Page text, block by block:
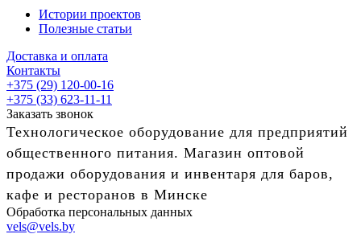
Истории проектов
Полезные статьи
Доставка и оплата
Контакты
+375 (29) 120-00-16
+375 (33) 623-11-11
Заказать звонок
Технологическое оборудование для предприятий
общественного питания. Магазин оптовой
продажи оборудования и инвентаря для баров,
кафе и ресторанов в Минске
Обработка персональных данных
vels@vels.by